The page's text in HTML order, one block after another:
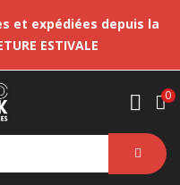
et expédiées depuis la
ESTIVALE
0